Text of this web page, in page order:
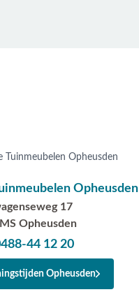
Opheusden
17
Opheusden
44 12 20
Opheusden